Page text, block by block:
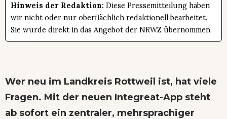
Hinweis der Redaktion: Diese Pressemitteilung haben
wir nicht oder nur oberflächlich redaktionell bearbeitet.
Sie wurde direkt in das Angebot der NRWZ übernommen.
Wer neu im Landkreis Rottweil ist, hat viele
Fragen. Mit der neuen Integreat-App steht
ab sofort ein zentraler, mehrsprachiger